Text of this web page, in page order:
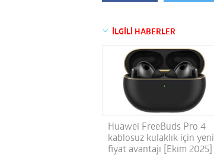
İLGİLİ HABERLER
Huawei FreeBuds Pro 4
kablosuz kulaklık için yeni
fiyat avantajı [Ekim 2025]